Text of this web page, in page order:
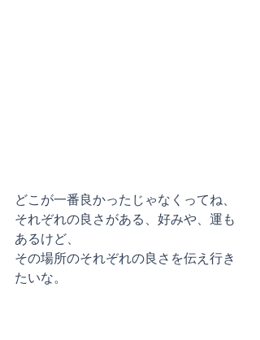
どこが一番良かったじゃなくってね、
それぞれの良さがある、好みや、運も
あるけど、
その場所のそれぞれの良さを伝え行き
たいな。